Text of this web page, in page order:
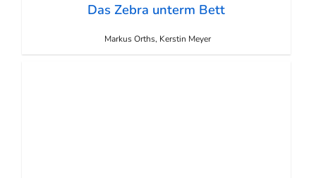
Das Zebra unterm Bett
Markus Orths, Kerstin Meyer